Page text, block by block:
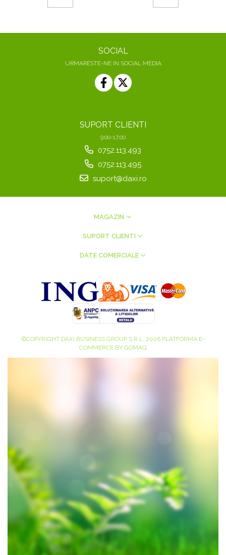
SOCIAL
URMARESTE-NE IN SOCIAL MEDIA
SUPORT CLIENTI
9:00-17:00
0752.113.493
0752.113.495
suport@daxi.ro
MAGAZIN
SUPORT CLIENTI
DATE COMERCIALE
©COPYRIGHT DAXI BUSINESS GROUP S.R.L. 2026 PLATFORMA E-
COMMERCE BY GOMAG